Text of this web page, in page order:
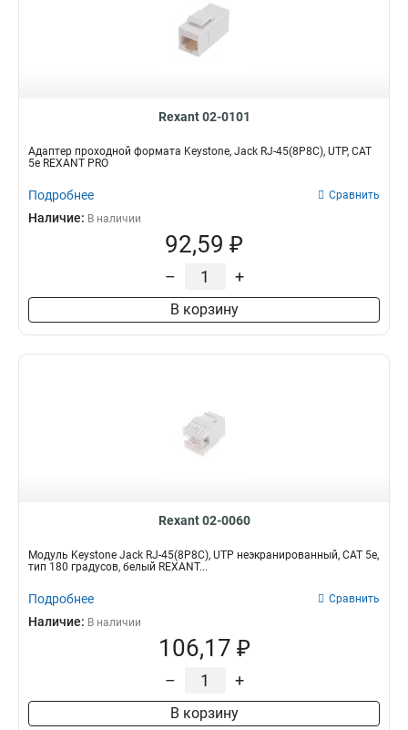
Rexant 02-0101
Адаптер проходной формата Keystone, Jack RJ-45(8P8C), UTP, CAT
5e REXANT PRO
Подробнее Сравнить
Наличие: В наличии
92,59 ₽
– +
В корзину
Rexant 02-0060
Модуль Keystone Jack RJ-45(8P8C), UTP неэкранированный, CAT 5e,
тип 180 градусов, белый REXANT...
Подробнее Сравнить
Наличие: В наличии
106,17 ₽
– +
В корзину